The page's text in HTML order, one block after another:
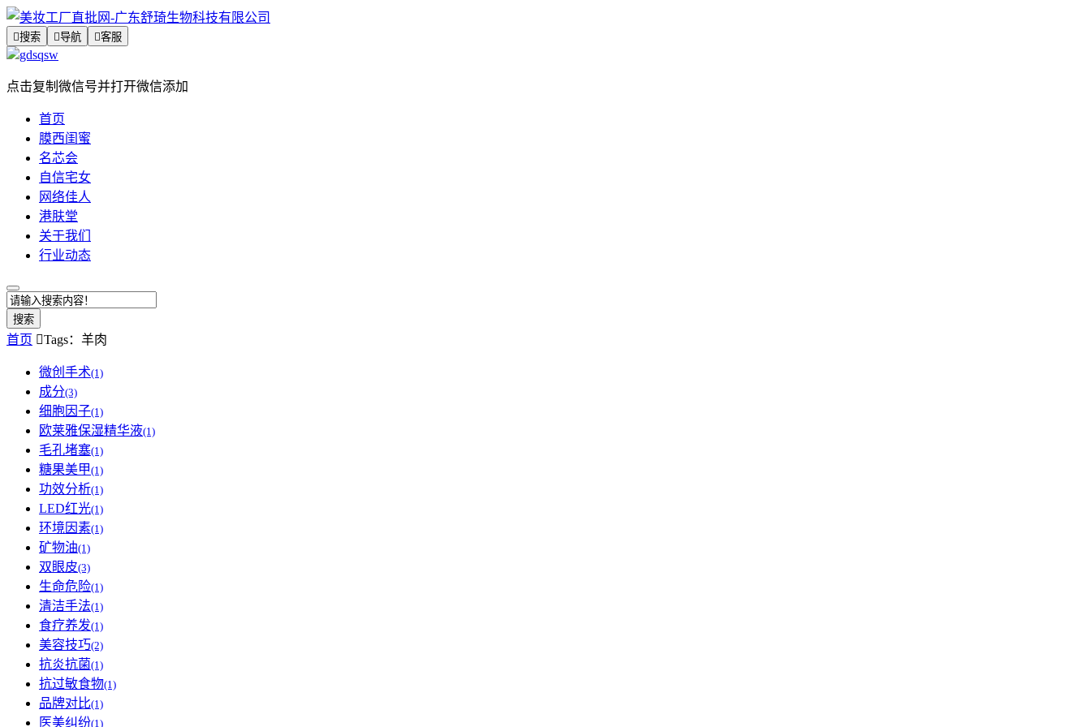
搜索 导航 客服
gdsqsw
点击复制微信号并打开微信添加
首页
膜西闺蜜
名芯会
自信宅女
网络佳人
港肤堂
关于我们
行业动态
搜索
首页 Tags：羊肉
微创手术(1)
成分(3)
细胞因子(1)
欧莱雅保湿精华液(1)
毛孔堵塞(1)
糖果美甲(1)
功效分析(1)
LED红光(1)
环境因素(1)
矿物油(1)
双眼皮(3)
生命危险(1)
清洁手法(1)
食疗养发(1)
美容技巧(2)
抗炎抗菌(1)
抗过敏食物(1)
品牌对比(1)
医美纠纷(1)